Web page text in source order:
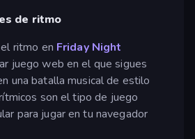
de ritmo
ritmo en Friday Night
juego web en el que sigues
una batalla musical de estilo
son el tipo de juego
para jugar en tu navegador